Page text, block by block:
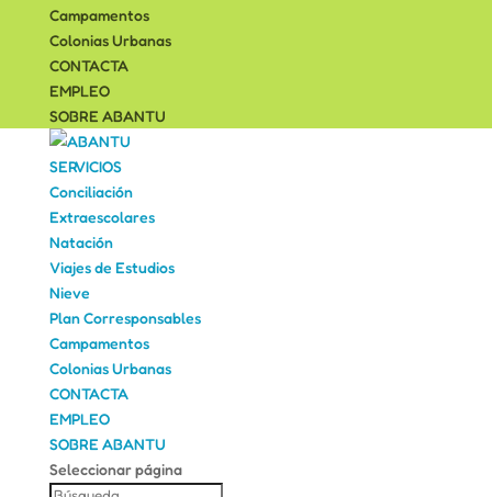
Campamentos
Colonias Urbanas
CONTACTA
EMPLEO
SOBRE ABANTU
SERVICIOS
Conciliación
Extraescolares
Natación
Viajes de Estudios
Nieve
Plan Corresponsables
Campamentos
Colonias Urbanas
CONTACTA
EMPLEO
SOBRE ABANTU
Seleccionar página